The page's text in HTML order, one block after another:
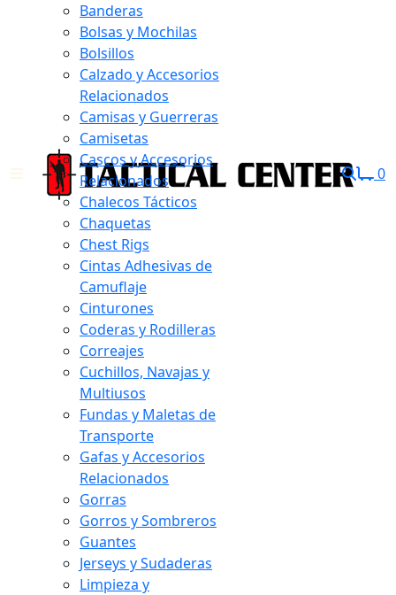
Banderas
Bolsas y Mochilas
Bolsillos
Calzado y Accesorios
Relacionados
Camisas y Guerreras
Camisetas
Cascos y Accesorios
Relacionados
Chalecos Tácticos
Chaquetas
Chest Rigs
Cintas Adhesivas de
Camuflaje
Cinturones
Coderas y Rodilleras
Correajes
Cuchillos, Navajas y
Multiusos
Fundas y Maletas de
Transporte
Gafas y Accesorios
Relacionados
Gorras
Gorros y Sombreros
Guantes
Jerseys y Sudaderas
Limpieza y
0